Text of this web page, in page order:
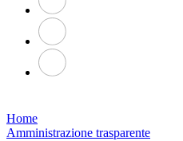
Home
Amministrazione trasparente